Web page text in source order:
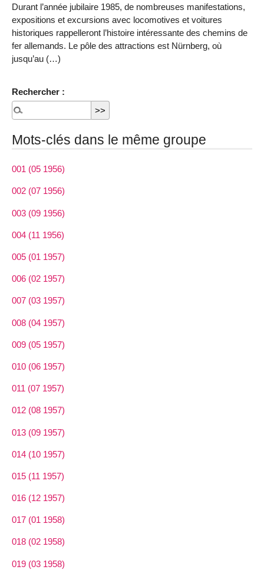
Durant l’année jubilaire 1985, de nombreuses manifestations,
expositions et excursions avec locomotives et voitures
historiques rappelleront l’histoire intéressante des chemins de
fer allemands. Le pôle des attractions est Nürnberg, où
jusqu’au (…)
Rechercher :
Mots-clés dans le même groupe
001 (05 1956)
002 (07 1956)
003 (09 1956)
004 (11 1956)
005 (01 1957)
006 (02 1957)
007 (03 1957)
008 (04 1957)
009 (05 1957)
010 (06 1957)
011 (07 1957)
012 (08 1957)
013 (09 1957)
014 (10 1957)
015 (11 1957)
016 (12 1957)
017 (01 1958)
018 (02 1958)
019 (03 1958)